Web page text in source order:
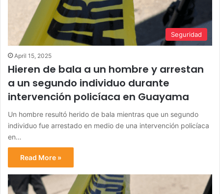
Seguridad
April 15, 2025
Hieren de bala a un hombre y arrestan
a un segundo individuo durante
intervención policíaca en Guayama
Un hombre resultó herido de bala mientras que un segundo
individuo fue arrestado en medio de una intervención policíaca
en…
Read More »